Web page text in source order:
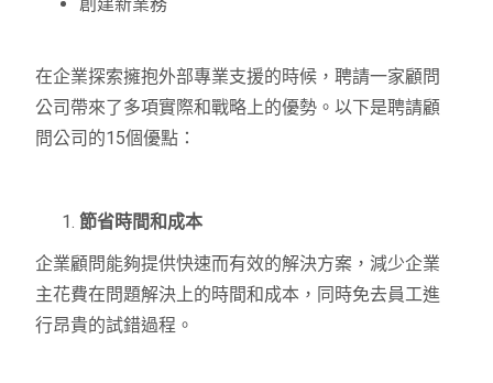
在企業探索擁抱外部專業支援的時候，聘請一家顧問
公司帶來了多項實際和戰略上的優勢。以下是聘請顧
問公司的15個優點：
節省時間和成本
企業顧問能夠提供快速而有效的解決方案，減少企業
主花費在問題解決上的時間和成本，同時免去員工進
行昂貴的試錯過程。